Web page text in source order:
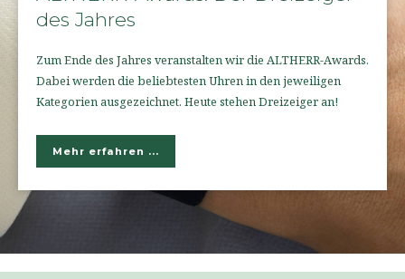
des Jahres
Zum Ende des Jahres veranstalten wir die ALTHERR-Awards.
Dabei werden die beliebtesten Uhren in den jeweiligen
Kategorien ausgezeichnet. Heute stehen Dreizeiger an!
Mehr erfahren ...